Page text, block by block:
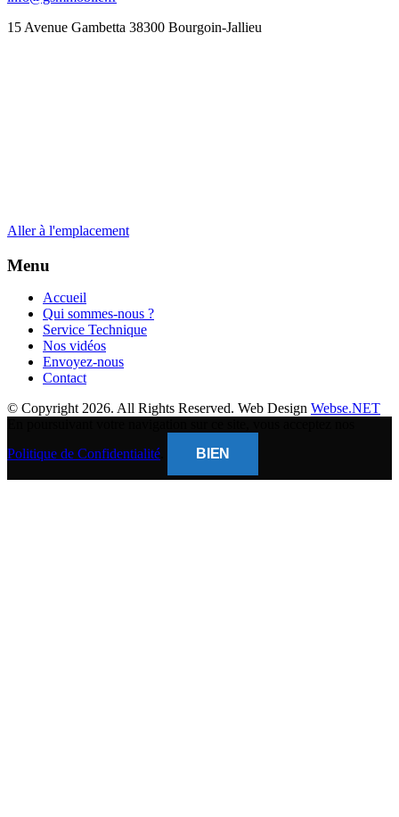
15 Avenue Gambetta 38300 Bourgoin-Jallieu
Aller à l'emplacement
Menu
Accueil
Qui sommes-nous ?
Service Technique
Nos vidéos
Envoyez-nous
Contact
© Copyright 2026. All Rights Reserved. Web Design Webse.NET
Politique de Confidentialité
BIEN